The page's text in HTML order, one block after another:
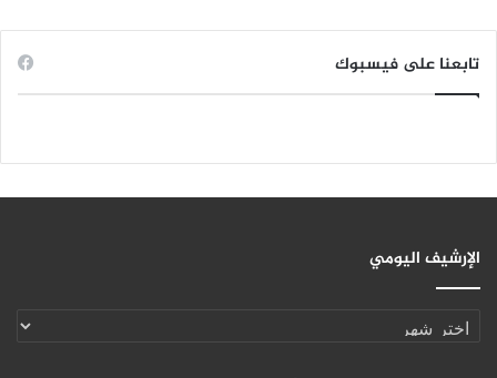
تابعنا على فيسبوك
الإرشيف اليومي
الإرشيف